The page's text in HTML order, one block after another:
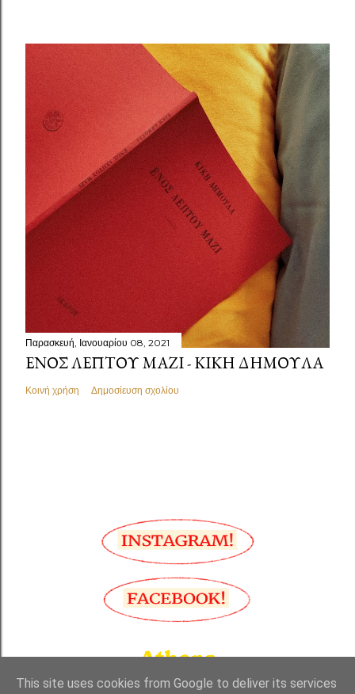
Παρασκευή, Ιανουαρίου 08, 2021
ΕΝΌΣ ΛΕΠΤΟΎ ΜΑΖΊ - ΚΙΚΉ ΔΗΜΟΥΛΆ
Κοινή χρήση Δημοσίευση σχολίου
This site uses cookies from Google to deliver its services